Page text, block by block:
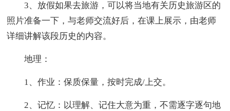
3、放假如果去旅游，可以将当地有关历史旅游区的
照片准备一下，与老师交流好后，在课上展示，由老师
详细讲解该段历史的内容。
地理：
1、作业：保质保量，按时完成/上交。
2、记忆：以理解、记住大意为重，不需逐字逐句地